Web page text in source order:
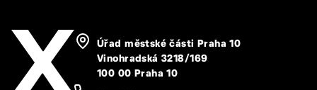
Úřad městské části Praha 10
Vinohradská 3218/169
100 00 Praha 10